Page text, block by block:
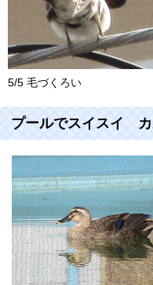
5/5 毛づくろい
プールでスイスイ